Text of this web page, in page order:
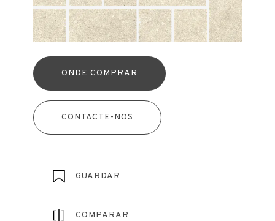
ONDE COMPRAR
CONTACTE-NOS
GUARDAR
COMPARAR